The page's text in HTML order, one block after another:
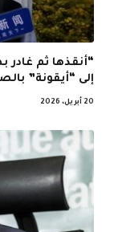
“أنقذها ثم
إلى “أيقونة”
20 أبريل، 2026